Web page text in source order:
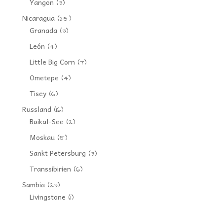
(3)
Nicaragua(25)
Granada(3)
León (4)
Little Big Corn (7)
Ometepe (4)
Tisey(6)
Russland(16)
Baikal-See (2)
Moskau(5)
Sankt Petersburg (3)
Transsibirien (6)
Sambia(23)
Livingstone (1)